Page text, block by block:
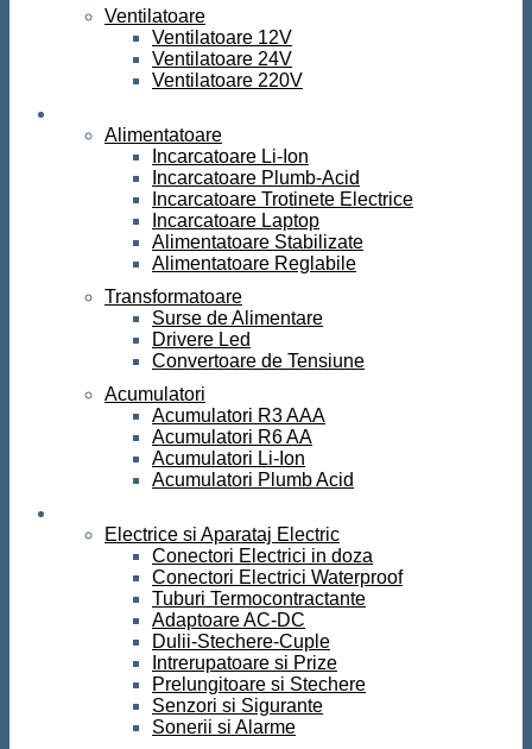
Ventilatoare
Ventilatoare 12V
Ventilatoare 24V
Ventilatoare 220V
Alimentatoare
Incarcatoare Li-Ion
Incarcatoare Plumb-Acid
Incarcatoare Trotinete Electrice
Incarcatoare Laptop
Alimentatoare Stabilizate
Alimentatoare Reglabile
Transformatoare
Surse de Alimentare
Drivere Led
Convertoare de Tensiune
Acumulatori
Acumulatori R3 AAA
Acumulatori R6 AA
Acumulatori Li-Ion
Acumulatori Plumb Acid
Electrice si Aparataj Electric
Conectori Electrici in doza
Conectori Electrici Waterproof
Tuburi Termocontractante
Adaptoare AC-DC
Dulii-Stechere-Cuple
Intrerupatoare si Prize
Prelungitoare si Stechere
Senzori si Sigurante
Sonerii si Alarme